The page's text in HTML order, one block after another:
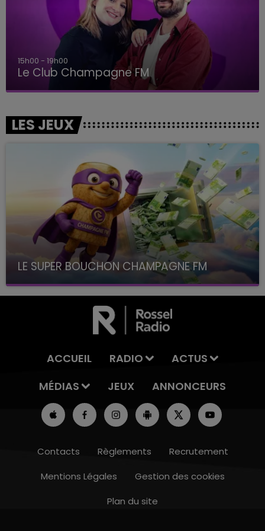
15h00 - 19h00
Le Club Champagne FM
LES JEUX
LE SUPER BOUCHON CHAMPAGNE FM
avec La Famille Champagne FM, à 8H10
ACCUEIL RADIO
ACTUS
MÉDIAS
JEUX ANNONCEURS
Contacts Règlements
Recrutement
Mentions Légales
Gestion des cookies
Plan du site